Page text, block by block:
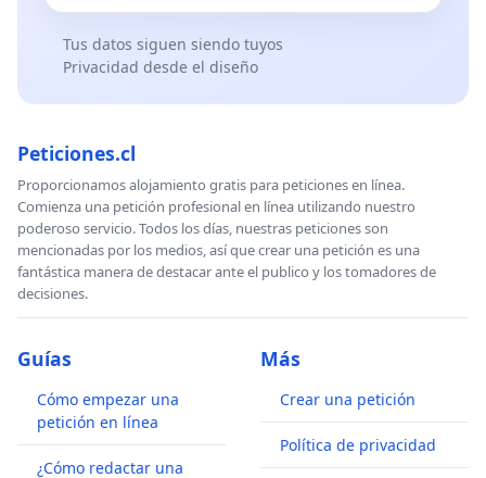
Tus datos siguen siendo tuyos
Privacidad desde el diseño
Peticiones.cl
Proporcionamos alojamiento gratis para peticiones en línea.
Comienza una petición profesional en línea utilizando nuestro
poderoso servicio. Todos los días, nuestras peticiones son
mencionadas por los medios, así que crear una petición es una
fantástica manera de destacar ante el publico y los tomadores de
decisiones.
Guías
Cómo empezar una
petición en línea
¿Cómo redactar una
Más
Crear una petición
Política de privacidad